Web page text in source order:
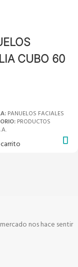
CUBO 60
PANUELOS FACIALES
PRODUCTOS
nos hace sentir